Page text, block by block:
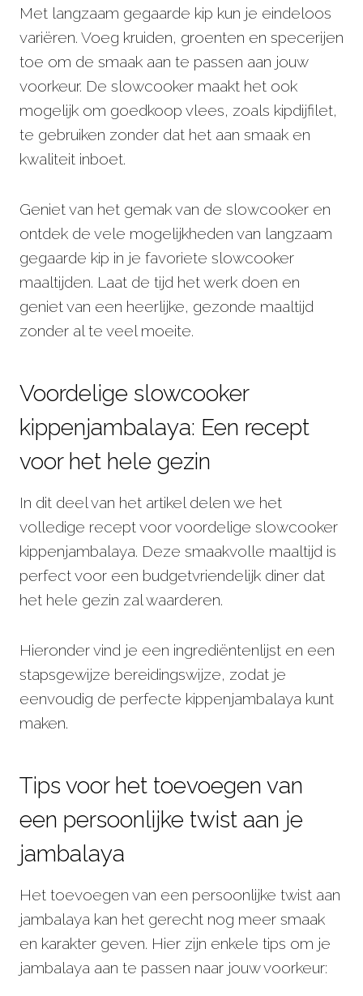
Met langzaam gegaarde kip kun je eindeloos
variëren. Voeg kruiden, groenten en specerijen
toe om de smaak aan te passen aan jouw
voorkeur. De slowcooker maakt het ook
mogelijk om goedkoop vlees, zoals kipdijfilet,
te gebruiken zonder dat het aan smaak en
kwaliteit inboet.
Geniet van het gemak van de slowcooker en
ontdek de vele mogelijkheden van langzaam
gegaarde kip in je favoriete slowcooker
maaltijden. Laat de tijd het werk doen en
geniet van een heerlijke, gezonde maaltijd
zonder al te veel moeite.
Voordelige slowcooker
kippenjambalaya: Een recept
voor het hele gezin
In dit deel van het artikel delen we het
volledige recept voor voordelige slowcooker
kippenjambalaya. Deze smaakvolle maaltijd is
perfect voor een budgetvriendelijk diner dat
het hele gezin zal waarderen.
Hieronder vind je een ingrediëntenlijst en een
stapsgewijze bereidingswijze, zodat je
eenvoudig de perfecte kippenjambalaya kunt
maken.
Tips voor het toevoegen van
een persoonlijke twist aan je
jambalaya
Het toevoegen van een persoonlijke twist aan
jambalaya kan het gerecht nog meer smaak
en karakter geven. Hier zijn enkele tips om je
jambalaya aan te passen naar jouw voorkeur: